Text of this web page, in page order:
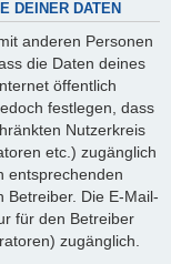
DEINER DATEN
anderen Personen
die Daten deines
öffentlich
festlegen, dass
Nutzerkreis
etc.) zugänglich
entsprechenden
Betreiber. Die E-Mail-
für den Betreiber
zugänglich.